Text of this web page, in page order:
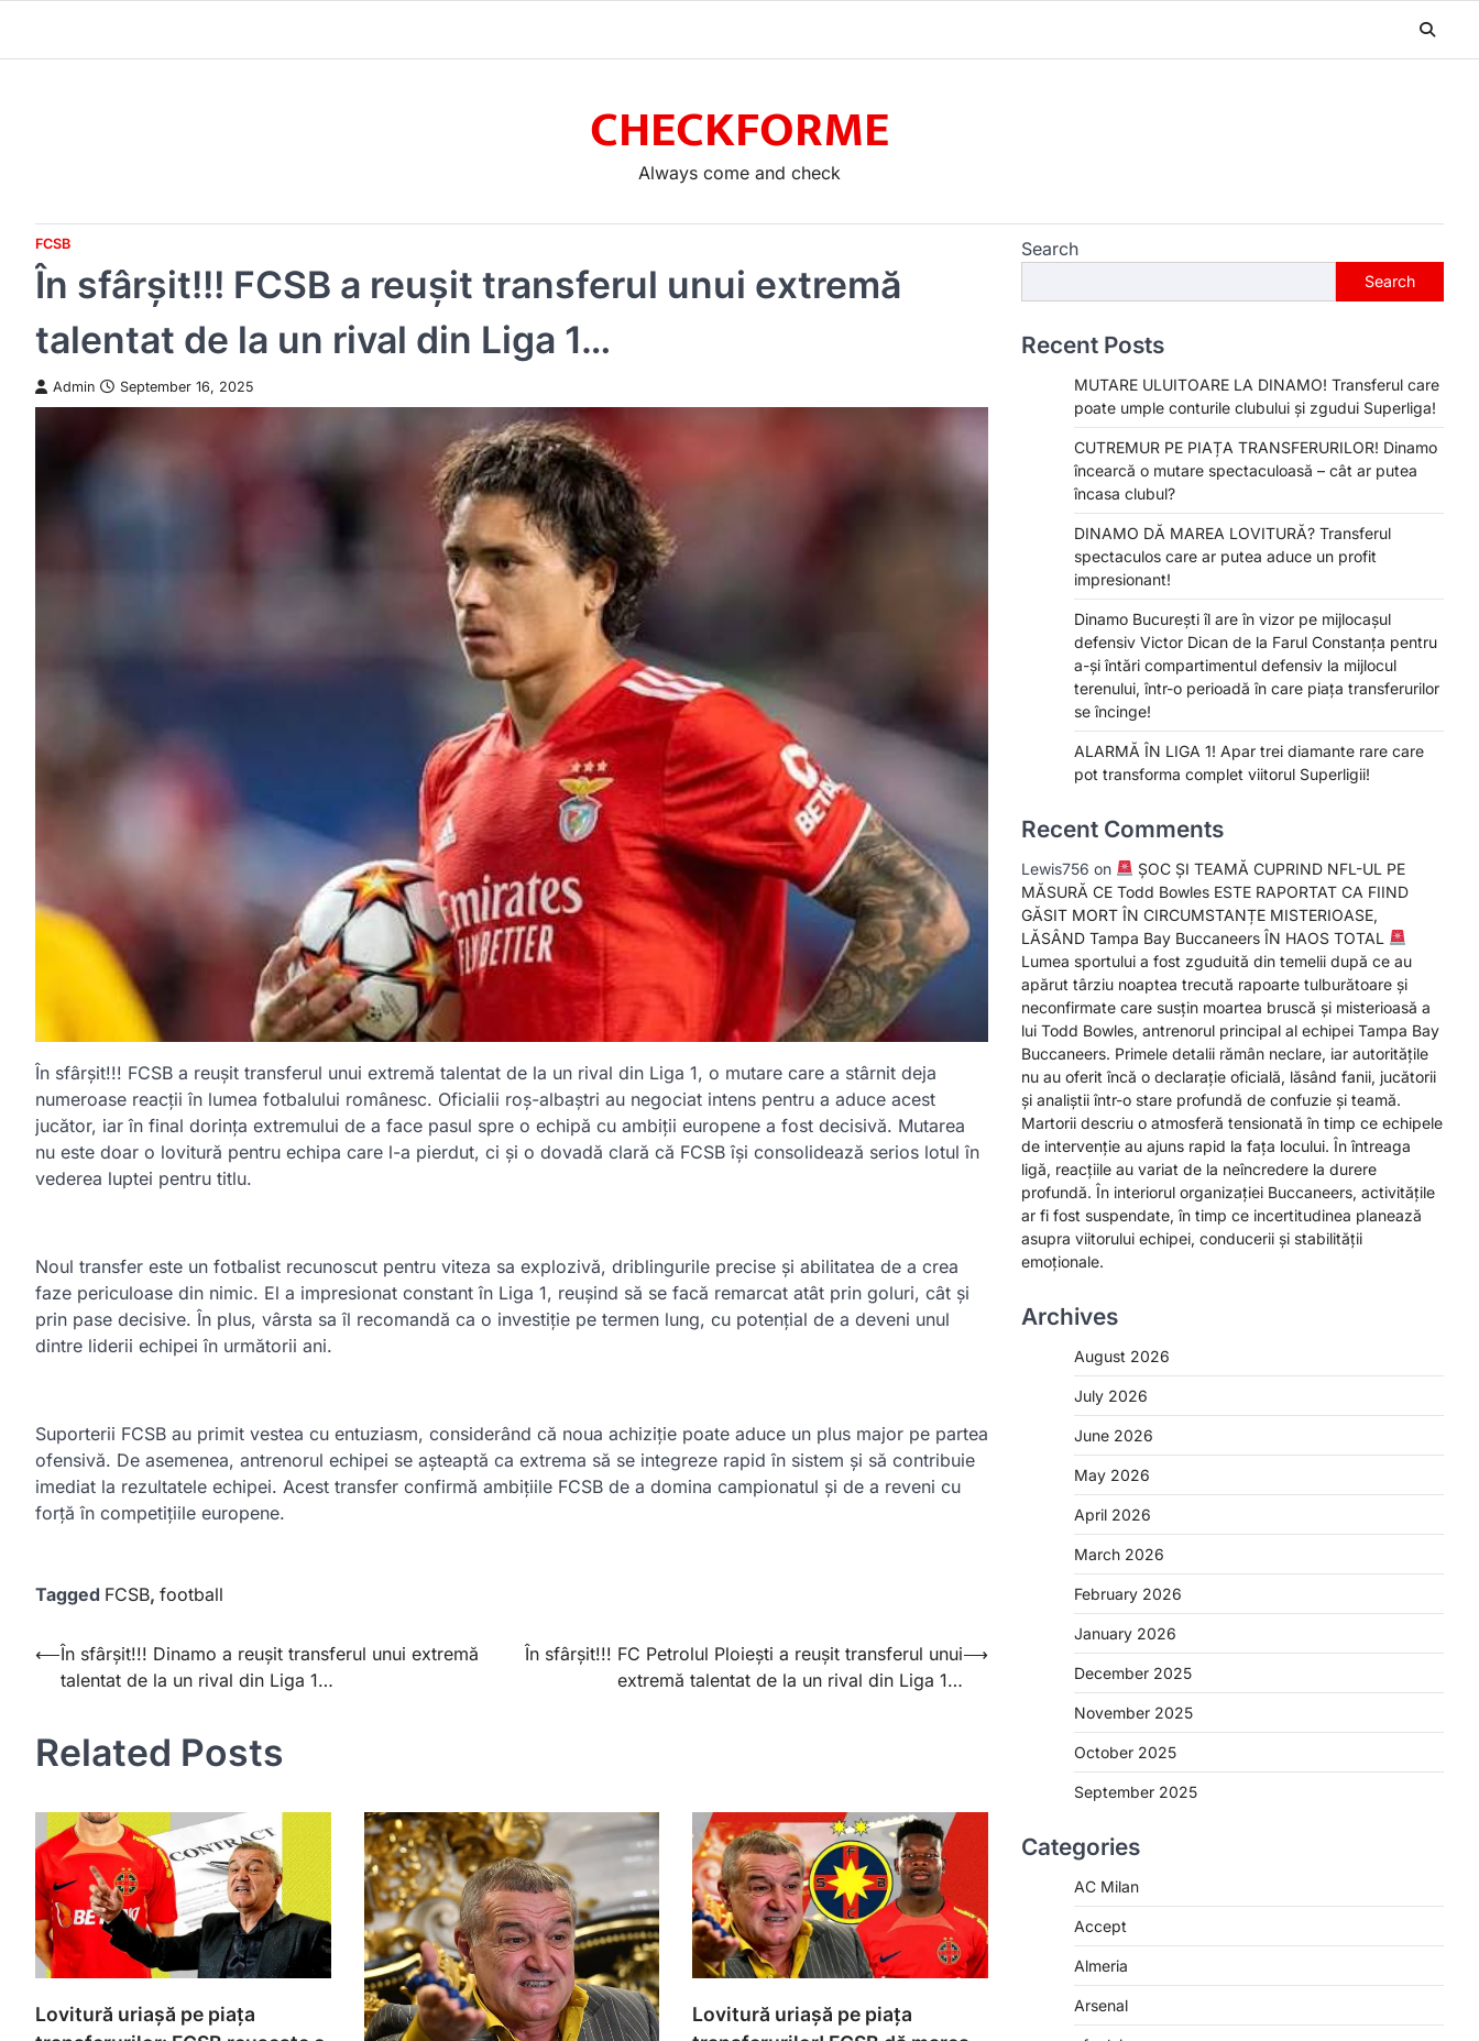
content
CHECKFORME
Always come and check
FCSB
În sfârșit!!! FCSB a reușit transferul unui extremă
talentat de la un rival din Liga 1…
Admin September 16, 2025
În sfârșit!!! FCSB a reușit transferul unui extremă talentat de la un rival din Liga 1, o mutare care a stârnit deja
numeroase reacții în lumea fotbalului românesc. Oficialii roș-albaștri au negociat intens pentru a aduce acest
jucător, iar în final dorința extremului de a face pasul spre o echipă cu ambiții europene a fost decisivă. Mutarea
nu este doar o lovitură pentru echipa care l-a pierdut, ci și o dovadă clară că FCSB își consolidează serios lotul în
vederea luptei pentru titlu.
Noul transfer este un fotbalist recunoscut pentru viteza sa explozivă, driblingurile precise și abilitatea de a crea
faze periculoase din nimic. El a impresionat constant în Liga 1, reușind să se facă remarcat atât prin goluri, cât și
prin pase decisive. În plus, vârsta sa îl recomandă ca o investiție pe termen lung, cu potențial de a deveni unul
dintre liderii echipei în următorii ani.
Suporterii FCSB au primit vestea cu entuziasm, considerând că noua achiziție poate aduce un plus major pe partea
ofensivă. De asemenea, antrenorul echipei se așteaptă ca extrema să se integreze rapid în sistem și să contribuie
imediat la rezultatele echipei. Acest transfer confirmă ambițiile FCSB de a domina campionatul și de a reveni cu
forță în competițiile europene.
Tagged FCSB, football
Post
navigation
⟵În sfârșit!!! Dinamo a reușit transferul unui extremă
talentat de la un rival din Liga 1…
În sfârșit!!! FC Petrolul Ploiești a reușit transferul unui
extremă talentat de la un rival din Liga 1…
⟶
Related Posts
Lovitură uriașă pe piața
Lovitură uriașă pe piața
Search
Search
Recent Posts
MUTARE ULUITOARE LA DINAMO! Transferul care
poate umple conturile clubului și zgudui Superliga!
CUTREMUR PE PIAȚA TRANSFERURILOR! Dinamo
încearcă o mutare spectaculoasă – cât ar putea
încasa clubul?
DINAMO DĂ MAREA LOVITURĂ? Transferul
spectaculos care ar putea aduce un profit
impresionant!
Dinamo București îl are în vizor pe mijlocașul
defensiv Victor Dican de la Farul Constanța pentru
a-și întări compartimentul defensiv la mijlocul
terenului, într-o perioadă în care piața transferurilor
se încinge!
ALARMĂ ÎN LIGA 1! Apar trei diamante rare care
pot transforma complet viitorul Superligii!
Recent Comments
Lewis756 on
ȘOC ȘI TEAMĂ CUPRIND NFL-UL PE
MĂSURĂ CE Todd Bowles ESTE RAPORTAT CA FIIND
GĂSIT MORT ÎN CIRCUMSTANȚE MISTERIOASE,
LĂSÂND Tampa Bay Buccaneers ÎN HAOS TOTAL
Lumea sportului a fost zguduită din temelii după ce au
apărut târziu noaptea trecută rapoarte tulburătoare și
neconfirmate care susțin moartea bruscă și misterioasă a
lui Todd Bowles, antrenorul principal al echipei Tampa Bay
Buccaneers. Primele detalii rămân neclare, iar autoritățile
nu au oferit încă o declarație oficială, lăsând fanii, jucătorii
și analiștii într-o stare profundă de confuzie și teamă.
Martorii descriu o atmosferă tensionată în timp ce echipele
de intervenție au ajuns rapid la fața locului. În întreaga
ligă, reacțiile au variat de la neîncredere la durere
profundă. În interiorul organizației Buccaneers, activitățile
ar fi fost suspendate, în timp ce incertitudinea planează
asupra viitorului echipei, conducerii și stabilității
emoționale.
Archives
August 2026
July 2026
June 2026
May 2026
April 2026
March 2026
February 2026
January 2026
December 2025
November 2025
October 2025
September 2025
Categories
AC Milan
Accept
Almeria
Arsenal